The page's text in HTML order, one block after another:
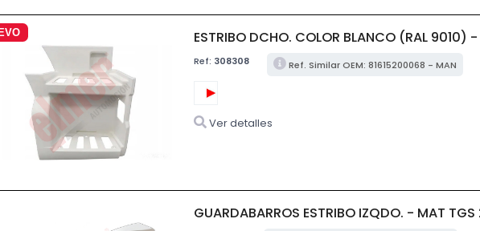
ESTRIBO DCHO. COLOR BLANCO (RAL 9010)
Ref: 308308 Ref. Similar OEM: 81615200068 - MAN
Ver detalles
GUARDABARROS ESTRIBO IZQDO. - MAT TGS